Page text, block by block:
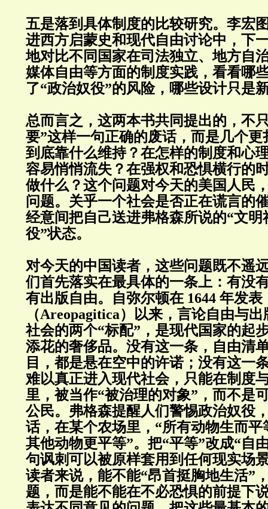
五是落到具体制度的比较研究。李宏
进西方启蒙史和现代自由讨论中，下
地对比不同国家在司法独立、地方自
媒体自由等方面的制度实践，看看哪
了“政治奴役”的风险，哪些设计只是
总而言之，这两本书共同提出的，不
要”这样一句正确的废话，而是几个
到底靠什么维持？在怎样的制度和心
容易悄悄流失？在强权和恐惧横行的
做什么？这个问题对今天的美国人民
问题。关乎一个社会是否正在谎言的
经意间把自己送进弗格森所说的“文明
役”状态。
对今天的中国读者，这些问题既不遥
们首先落实在最具体的一条上：有没
有出版自由。自弥尔顿在 1644 年发
（Areopagitica）以来，言论自由与
社会的两个“标配”，是现代国家的起
添花的奢侈品。没有这一条，自由清
目，都是悬在空中的许诺；没有这一
难以真正进入现代社会，只能在制度
里，被当作“被治理的对象”，而不是
公民。弗格森提醒人们警惕政治奴役
话，在某个农场里，“所有动物生而
其他动物更平等”。把“平等”改成“自
句讽刺可以被原样套用到任何现实场
读者来说，能不能“昂首挺胸地生活”
题，而是能不能在不必恐惧的前提下